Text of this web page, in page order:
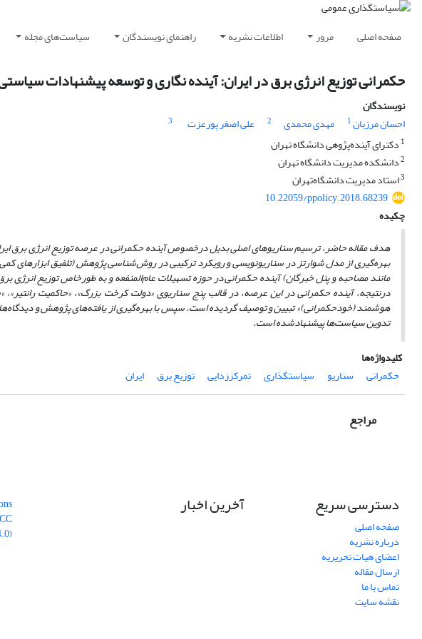
صفحه اصلی مرور اطلاعات نشریه راهنمای نویسندگان سیاست‌های مجله
حکمرانی توزیع انرژی برق در ایران: آینده نگاری و توسعه پیشنهادات
نویسندگان
احسان مرزبان1 مهدی محمدی 2 علی اصغر پورعزت
3
1 دکترای آینده‌پژوهی دانشگاه‌ تهران
2دانشکده مدیریت دانشگاه تهران
3استاد مدیریت دانشگاه‌تهران
10.22059/ppolicy.2018.68239
چکیده
هدف مقاله حاضر، ترسیم سناریوهای اصلی بدیل درخصوص آینده حکمرانی در عرصه توزیع انرژی برق
بهره‌گیری از مدل شوارتز در سناریونویسی و رویکرد ترکیبی در روش‌شناسی پژوهش (تلفیق ابزارهای کمی
مانند مصاحبه و پنل خبرگان) آینده حکمرانی در حوزه تسهیلات عام‌المنفعه و به طور‌خاص توزیع
درنتیجه، آینده حکمرانی در این عرصه، در قالب پنج سناریوی «دولت کرخت بزرگ»، «حاکمیت رانتیر»،
هوشمند (خودحکمرانی)» تبیین و توصیف گردیده است. سپس با بهره‌گیری از یافته‌های پژوهش و
تدوین سیاست‌ها پیشنهادشده است.
کلیدواژه‌ها
حکمرانی
سناریو سیاستگذاری تمرکززدایی توزیع برق ایران
مراجع
دسترسی سریع
صفحه اصلی
درباره نشریه
اعضای هیات تحریریه
ارسال مقاله
تماس با ما
نقشه سایت
آخرین اخبار